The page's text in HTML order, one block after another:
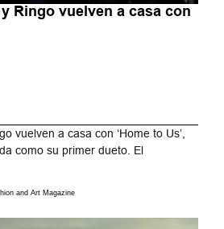
Ringo vuelven a casa con
vuelven a casa con ‘Home to Us’,
como su primer dueto. El
and Art Magazine